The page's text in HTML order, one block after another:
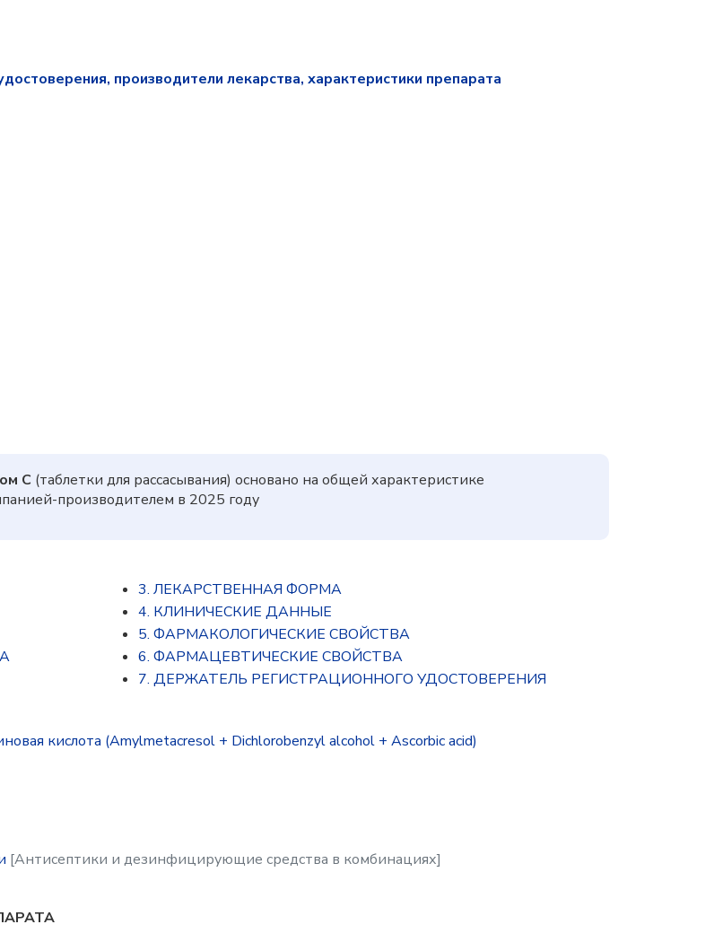
производители лекарства, характеристики препарата
C (таблетки для рассасывания) основано на общей характеристике
производителем в 2025 году
3. ЛЕКАРСТВЕННАЯ ФОРМА
4. КЛИНИЧЕСКИЕ ДАННЫЕ
5. ФАРМАКОЛОГИЧЕСКИЕ СВОЙСТВА
6. ФАРМАЦЕВТИЧЕСКИЕ СВОЙСТВА
7. ДЕРЖАТЕЛЬ РЕГИСТРАЦИОННОГО УДОСТОВЕРЕНИЯ
кислота (Amylmetacresol + Dichlorobenzyl alcohol + Ascorbic acid)
[Антисептики и дезинфицирующие средства в комбинациях]